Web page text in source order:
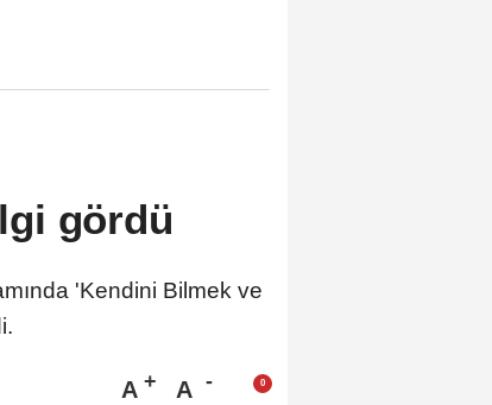
gördü
'Kendini Bilmek ve
A A